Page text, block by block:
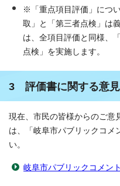
※「重点項目評価」につ
取」と「第三者点検」は
は、全項目評価と同様、
点検」を実施します。
3 評価書に関する意
現在、市民の皆様からのご意
は、「岐阜市パブリックコメ
い。
岐阜市パブリックコメン